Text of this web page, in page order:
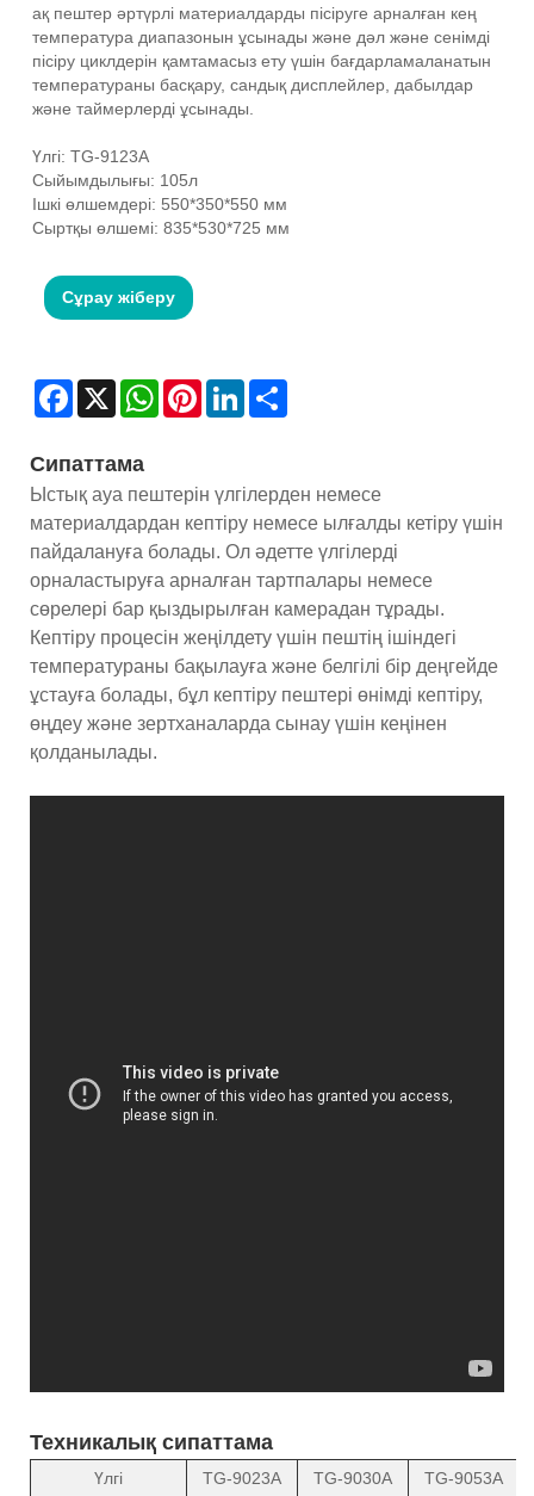
ақ пештер әртүрлі материалдарды пісіруге арналған кең
температура диапазонын ұсынады және дәл және сенімді
пісіру циклдерін қамтамасыз ету үшін бағдарламаланатын
температураны басқару, сандық дисплейлер, дабылдар
және таймерлерді ұсынады.
Үлгі: TG-9123A
Сыйымдылығы: 105л
Ішкі өлшемдері: 550*350*550 мм
Сыртқы өлшемі: 835*530*725 мм
Сұрау жіберу
Facebook
X WhatsAppPinterestLinkedIn
Сипаттама
Ыстық ауа пештерін үлгілерден немесе
материалдардан кептіру немесе ылғалды кетіру үшін
пайдалануға болады. Ол әдетте үлгілерді
орналастыруға арналған тартпалары немесе
сөрелері бар қыздырылған камерадан тұрады.
Кептіру процесін жеңілдету үшін пештің ішіндегі
температураны бақылауға және белгілі бір деңгейде
ұстауға болады, бұл кептіру пештері өнімді кептіру,
өңдеу және зертханаларда сынау үшін кеңінен
қолданылады.
Техникалық сипаттама
Үлгі TG-9023A TG-9030A
TG-9053A